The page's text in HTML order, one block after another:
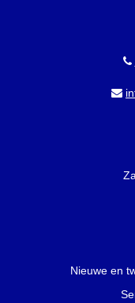
Nieuwe en